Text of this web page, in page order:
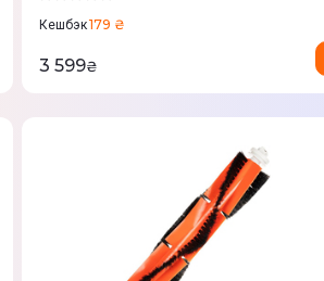
Кешбэк179 ₴
3 599₴